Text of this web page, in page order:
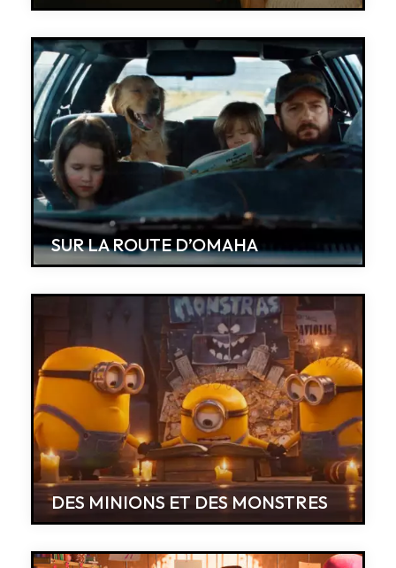
SUR LA ROUTE D’OMAHA
DES MINIONS ET DES MONSTRES